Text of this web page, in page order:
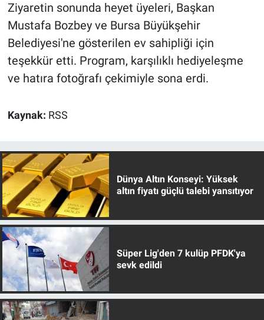
Ziyaretin sonunda heyet üyeleri, Başkan
Mustafa Bozbey ve Bursa Büyükşehir
Belediyesi'ne gösterilen ev sahipliği için
teşekkür etti. Program, karşılıklı hediyeleşme
ve hatıra fotoğrafı çekimiyle sona erdi.
Kaynak: RSS
Dünya Altın Konseyi: Yüksek
altın fiyatı güçlü talebi yansıtıyor
Süper Lig'den 7 kulüp PFDK'ya
sevk edildi